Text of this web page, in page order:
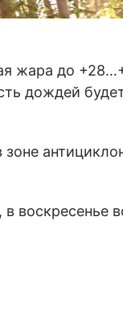
жара до
дождей
воскресенье